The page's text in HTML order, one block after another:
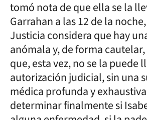
tomó nota de que ella se la
Garrahan a las 12 de la
Justicia considera que hay
anómala y, de forma
que, esta vez, no se la puede
autorización judicial, sin una
médica profunda y
determinar finalmente si